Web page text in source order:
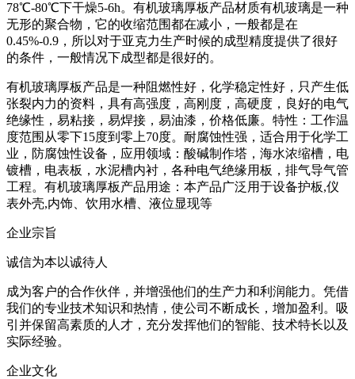
78℃-80℃下干燥5-6h。有机玻璃厚板产品材质有机玻璃是一种
无形的聚合物，它的收缩范围都在减小，一般都是在
0.45%-0.9，所以对于亚克力生产时候的成型精度提供了很好
的条件，一般情况下成型都是很好的。
有机玻璃厚板产品是一种阻燃性好，化学稳定性好，只产生低
张裂内力的资料，具有高强度，高刚度，高硬度，良好的电气
绝缘性，易粘接，易焊接，易油漆，价格低廉。特性：工作温
度范围从零下15度到零上70度。耐腐蚀性强，适合用于化学工
业，防腐蚀性设备，应用领域：酸碱制作塔，海水浓缩槽，电
镀槽，电表板，水泥槽内衬，各种电气绝缘用板，排气导气管
工程。有机玻璃厚板产品用途：本产品广泛用于设备护板,仪
表外壳,内饰、饮用水槽、液位显现等
企业宗旨
诚信为本以诚待人
成为客户的合作伙伴，并增强他们的生产力和利润能力。凭借
我们的专业技术知识和热情，使公司不断成长，增加盈利。吸
引并保留高素质的人才，充分发挥他们的智能、技术特长以及
实际经验。
企业文化